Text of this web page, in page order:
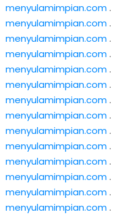
menyulamimpian.com.
menyulamimpian.com.
menyulamimpian.com.
menyulamimpian.com.
menyulamimpian.com.
menyulamimpian.com.
menyulamimpian.com.
menyulamimpian.com.
menyulamimpian.com.
menyulamimpian.com.
menyulamimpian.com.
menyulamimpian.com.
menyulamimpian.com.
menyulamimpian.com.